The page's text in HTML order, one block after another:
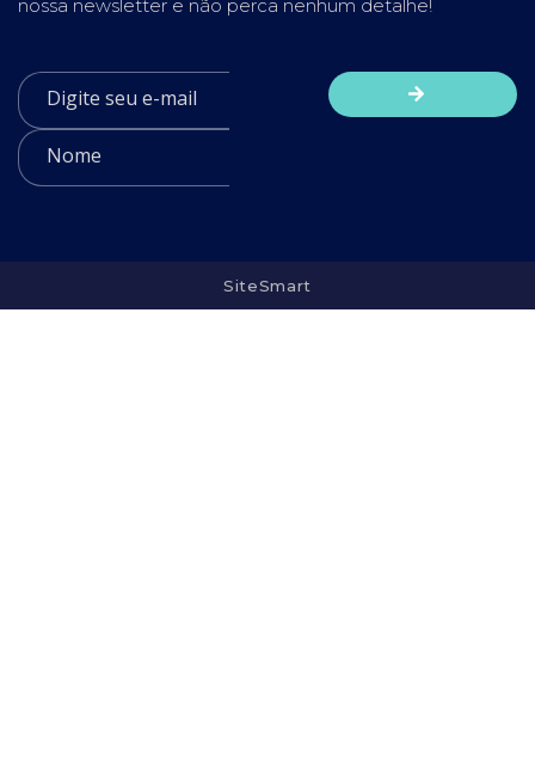
nossa newsletter e não perca nenhum detalhe!
SiteSmart